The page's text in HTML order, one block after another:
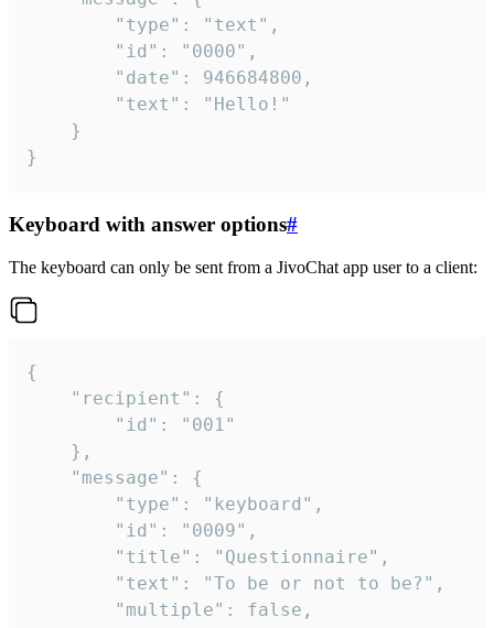
}
Keyboard with answer options#
The keyboard can only be sent from a JivoChat app user to a client:
{